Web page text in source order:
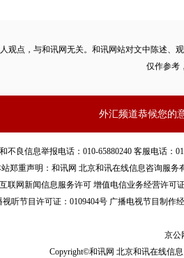
观点，与和讯网无关。和讯网站对文中陈述
仅作参考
外汇频道恭候您的
不良信息举报电话：010-65880240 客服电话：
站郑重声明：和讯网 北京和讯在线信息咨询服
互联网新闻信息服务许可 增值电信业务经营许可
听节目许可证：0109404号 广播电视节目制作
京公
Copyright©和讯网 北京和讯在线信